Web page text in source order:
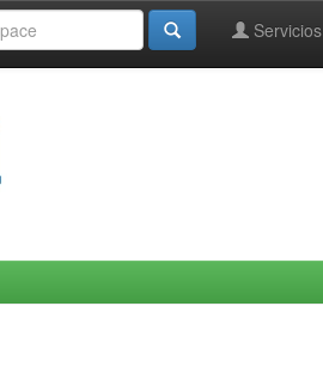
Servicios